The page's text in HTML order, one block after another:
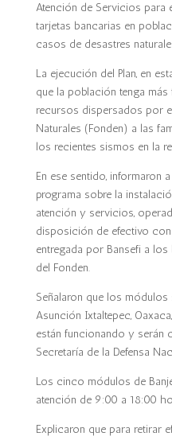
Atención de Servicios para
tarjetas bancarias en
casos de desastres
La ejecución del Plan, en
que la población tenga
recursos dispersados por
Naturales (Fonden) a las
los recientes sismos en la
En ese sentido, informaron
programa sobre la
atención y servicios,
disposición de efectivo
entregada por Bansefi a
del Fonden.
Señalaron que los
Asunción Ixtaltepec,
están funcionando y serán
Secretaría de la Defensa
Los cinco módulos de
atención de 9:00 a 18:00
Explicaron que para retirar